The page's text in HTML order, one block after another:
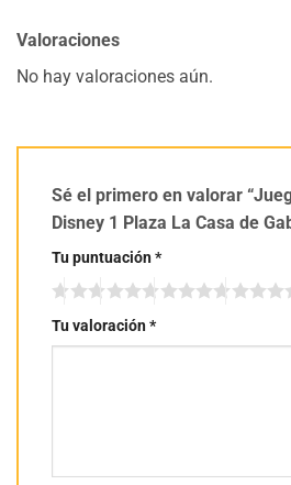
Valoraciones
No hay valoraciones aún.
Sé el primero en valorar
Disney 1 Plaza La Casa de
Tu puntuación*
Tu valoración*